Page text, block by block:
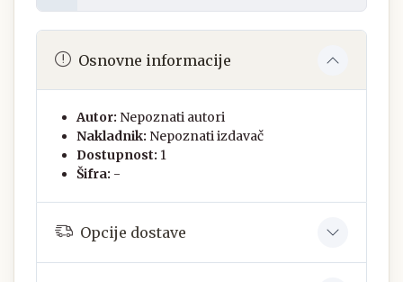
Osnovne informacije
Autor: Nepoznati autori
Nakladnik: Nepoznati izdavač
Dostupnost: 1
Šifra: -
Opcije dostave